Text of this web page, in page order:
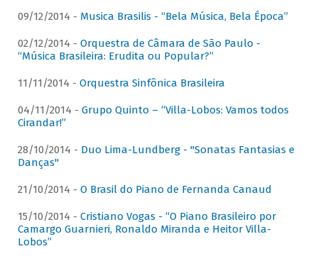
09/12/2014 - Musica Brasilis - “Bela Música, Bela Época”
02/12/2014 - Orquestra de Câmara de São Paulo -
“Música Brasileira: Erudita ou Popular?”
11/11/2014 - Orquestra Sinfônica Brasileira
04/11/2014 - Grupo Quinto – “Villa-Lobos: Vamos todos
Cirandar!”
28/10/2014 - Duo Lima-Lundberg - "Sonatas Fantasias e
Danças"
21/10/2014 - O Brasil do Piano de Fernanda Canaud
15/10/2014 - Cristiano Vogas - “O Piano Brasileiro por
Camargo Guarnieri, Ronaldo Miranda e Heitor Villa-
Lobos”